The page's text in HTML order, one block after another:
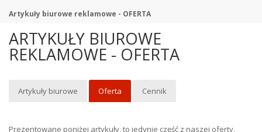
Artykuły biurowe reklamowe - OFERTA
ARTYKUŁY BIUROWE
REKLAMOWE - OFERTA
Artykuły biurowe Oferta Cennik
Prezentowane poniżej artykuły, to jedynie część z naszej oferty.